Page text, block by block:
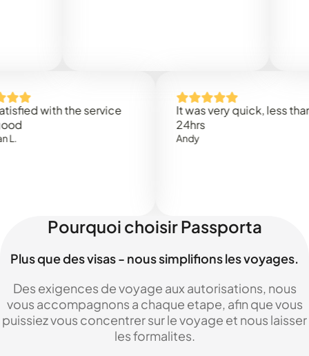
with the service
It was very quick, less than
Pourquoi choisir Passporta
Plus que des visas - nous simplifions les voyages.
Des exigences de voyage aux autorisations, nous
vous accompagnons a chaque etape, afin que vous
puissiez vous concentrer sur le voyage et nous laisser
les formalites.